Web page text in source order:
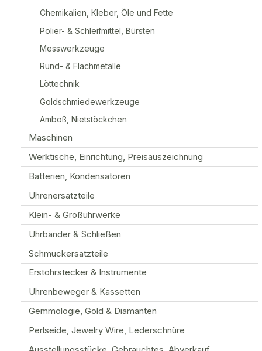
Chemikalien, Kleber, Öle und Fette
Polier- & Schleifmittel, Bürsten
Messwerkzeuge
Rund- & Flachmetalle
Löttechnik
Goldschmiedewerkzeuge
Amboß, Nietstöckchen
Maschinen
Werktische, Einrichtung, Preisauszeichnung
Batterien, Kondensatoren
Uhrenersatzteile
Klein- & Großuhrwerke
Uhrbänder & Schließen
Schmuckersatzteile
Erstohrstecker & Instrumente
Uhrenbeweger & Kassetten
Gemmologie, Gold & Diamanten
Perlseide, Jewelry Wire, Lederschnüre